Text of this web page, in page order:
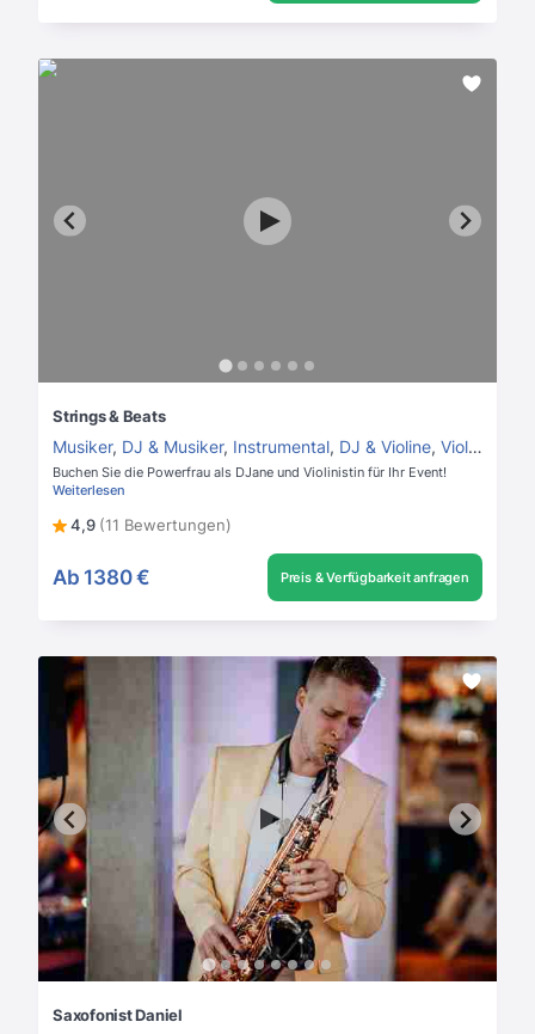
Strings & Beats
Musiker, DJ & Musiker, Instrumental, DJ & Violine, Violinist
Buchen Sie die Powerfrau als DJane und Violinistin für Ihr Event!
Weiterlesen
4,9 (11 Bewertungen)
Ab 1380 € Preis & Verfügbarkeit anfragen
Saxofonist Daniel